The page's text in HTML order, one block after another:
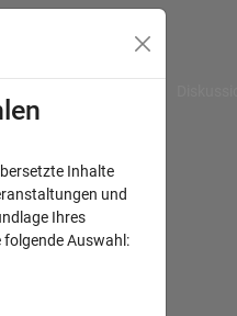
Inhalte
und
Ihres
Auswahl: